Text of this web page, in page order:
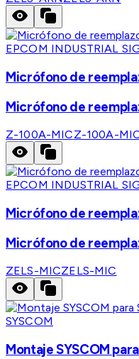
EPCOM INDUSTRIAL
Micrófono de
Micrófono de
Z-100A-MICZ-100A-
EPCOM INDUSTRIAL
Micrófono de
Micrófono de
ZELS-MICZELS-MIC
SYSCOM
Montaje SYSCOM